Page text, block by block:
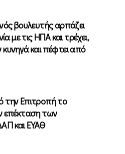
βουλευτής αρπάζει
με τις ΗΠΑ και τρέχει,
και πέφτει από
την Επιτροπή το
επέκταση των
και ΕΥΑΘ